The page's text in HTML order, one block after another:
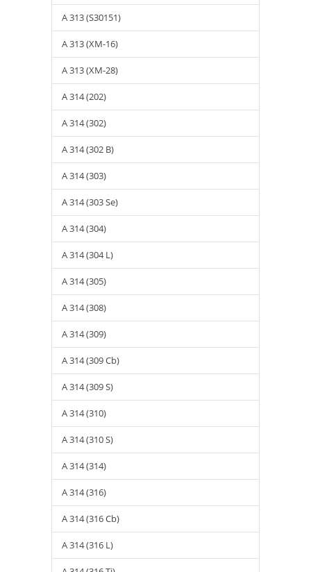
A 313 (S30151)
A 313 (XM-16)
A 313 (XM-28)
A 314 (202)
A 314 (302)
A 314 (302 B)
A 314 (303)
A 314 (303 Se)
A 314 (304)
A 314 (304 L)
A 314 (305)
A 314 (308)
A 314 (309)
A 314 (309 Cb)
A 314 (309 S)
A 314 (310)
A 314 (310 S)
A 314 (314)
A 314 (316)
A 314 (316 Cb)
A 314 (316 L)